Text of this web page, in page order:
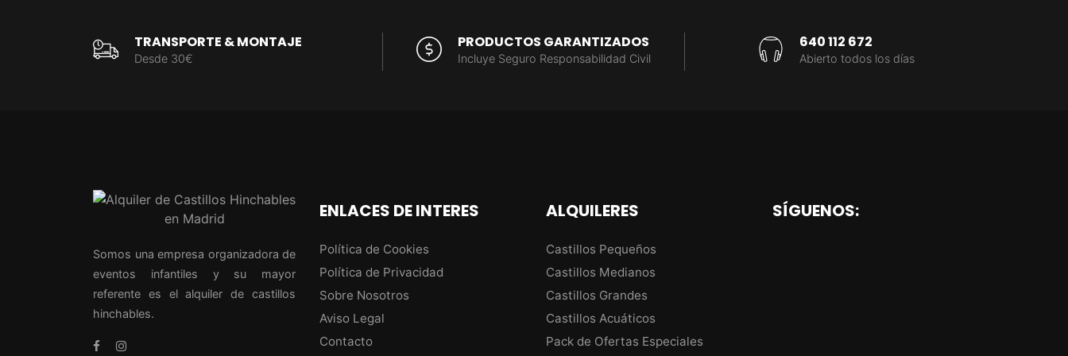
TRANSPORTE & MONTAJE
Desde 30€
PRODUCTOS GARANTIZADOS
Incluye Seguro Responsabilidad Civil
640 112 672
Abierto todos los días
Somos una empresa organizadora de
eventos infantiles y su mayor
referente es el alquiler de castillos
hinchables.
ENLACES DE INTERES
Política de Cookies
Política de Privacidad
Sobre Nosotros
Aviso Legal
Contacto
ALQUILERES
Castillos Pequeños
Castillos Medianos
Castillos Grandes
Castillos Acuáticos
Pack de Ofertas Especiales
SÍGUENOS: